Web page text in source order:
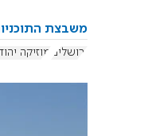
משבצת
ירושלים מוזיקה